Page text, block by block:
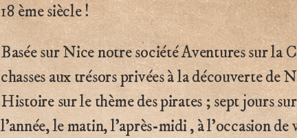
18 ème siècle !
Basée sur Nice notre société Aventures sur la
chasses aux trésors privées à la découverte de
Histoire sur le thème des pirates ; sept jours
l’année, le matin, l’après-midi , à l’occasion de